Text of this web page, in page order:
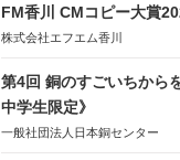
FM香川 CMコピー大賞
株式会社エフエム香川
第4回 銅のすごいちから
中学生限定》
一般社団法人日本銅センター